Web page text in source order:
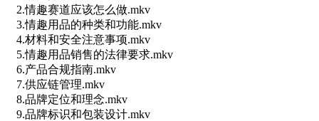
2.情趣赛道应该怎么做.mkv
3.情趣用品的种类和功能.mkv
4.材料和安全注意事项.mkv
5.情趣用品销售的法律要求.mkv
6.产品合规指南.mkv
7.供应链管理.mkv
8.品牌定位和理念.mkv
9.品牌标识和包装设计.mkv